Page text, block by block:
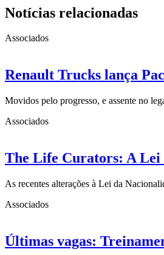
Notícias relacionadas
Associados
Renault Trucks lança
Movidos pelo progresso, e assente no
Associados
The Life Curators: A Lei
As recentes alterações à Lei da
Associados
Últimas vagas: